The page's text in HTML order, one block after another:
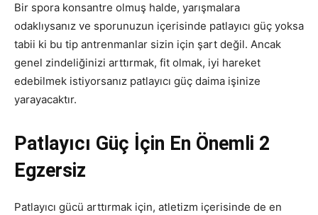
Bir spora konsantre olmuş halde, yarışmalara
odaklıysanız ve sporunuzun içerisinde patlayıcı güç yoksa
tabii ki bu tip antrenmanlar sizin için şart değil. Ancak
genel zindeliğinizi arttırmak, fit olmak, iyi hareket
edebilmek istiyorsanız patlayıcı güç daima işinize
yarayacaktır.
Patlayıcı Güç İçin En Önemli 2
Egzersiz
Patlayıcı gücü arttırmak için, atletizm içerisinde de en